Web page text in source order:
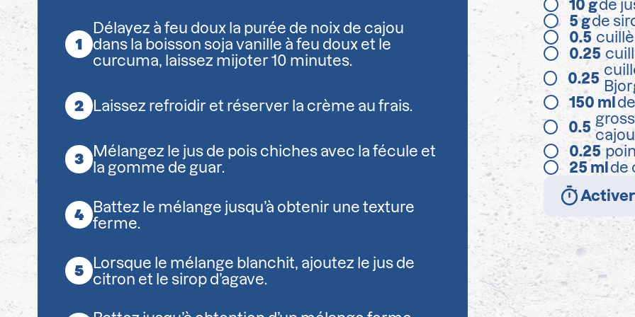
Délayez à feu doux la purée de noix de cajou
dans la boisson soja vanille à feu doux et le
curcuma, laissez mijoter 10 minutes.
Laissez refroidir et réserver la crème au frais.
Mélangez le jus de pois chiches avec la fécule et
la gomme de guar.
Battez le mélange jusqu’à obtenir une texture
ferme.
Lorsque le mélange blanchit, ajoutez le jus de
citron et le sirop d’agave.
10gde
5gde
0.5
0.25
0.25
150 ml
0.5 cajou
0.25
25 ml de